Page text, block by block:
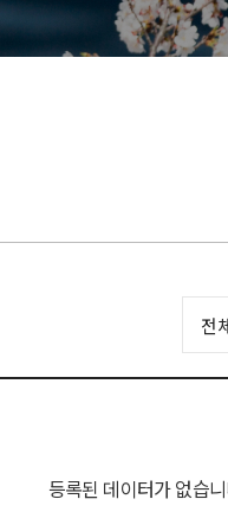
등록된 데이터가 없습